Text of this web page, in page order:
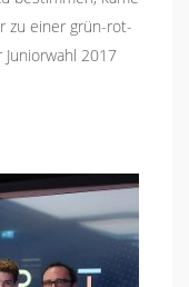
zu einer grün-rot-
2017